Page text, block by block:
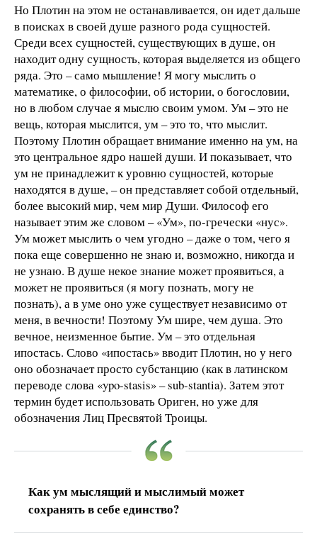
Но Плотин на этом не останавливается, он идет дальше
в поисках в своей душе разного рода сущностей.
Среди всех сущностей, существующих в душе, он
находит одну сущность, которая выделяется из общего
ряда. Это – само мышление! Я могу мыслить о
математике, о философии, об истории, о богословии,
но в любом случае я мыслю своим умом. Ум – это не
вещь, которая мыслится, ум – это то, что мыслит.
Поэтому Плотин обращает внимание именно на ум, на
это центральное ядро нашей души. И показывает, что
ум не принадлежит к уровню сущностей, которые
находятся в душе, – он представляет собой отдельный,
более высокий мир, чем мир Души. Философ его
называет этим же словом – «Ум», по-гречески «нус».
Ум может мыслить о чем угодно – даже о том, чего я
пока еще совершенно не знаю и, возможно, никогда и
не узнаю. В душе некое знание может проявиться, а
может не проявиться (я могу познать, могу не
познать), а в уме оно уже существует независимо от
меня, в вечности! Поэтому Ум шире, чем душа. Это
вечное, неизменное бытие. Ум – это отдельная
ипостась. Слово «ипостась» вводит Плотин, но у него
оно обозначает просто субстанцию (как в латинском
переводе слова «ypo-stasis» – sub-stantia). Затем этот
термин будет использовать Ориген, но уже для
обозначения Лиц Пресвятой Троицы.
Как ум мыслящий и мыслимый может
сохранять в себе единство?